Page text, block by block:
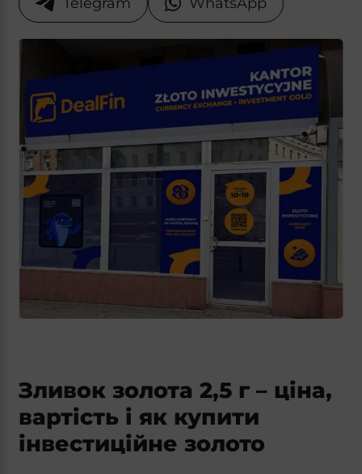
Зливок золота 2,5 г – ціна,
вартість і як купити
інвестиційне золото